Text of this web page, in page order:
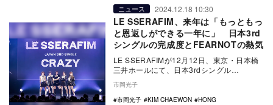
ニュース 2024.12.18 10:30
LE SSERAFIM、来年は「もっともっ
と恩返しができる一年に」 日本3rd
シングルの完成度とFEARNOTの熱気
LE SSERAFIMが12月12日、東京・日本橋
三井ホールにて、日本3rdシングル
『CRAZY』の発売記念ショーケースを開
催。…
市岡光子
市岡光子
KIM CHAEWON
HONG